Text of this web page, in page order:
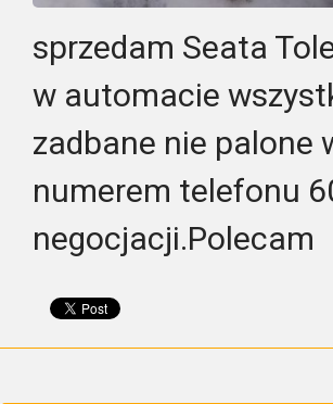
sprzedam Seata
w automacie
zadbane nie palone
numerem telefonu
negocjacji.Polecam